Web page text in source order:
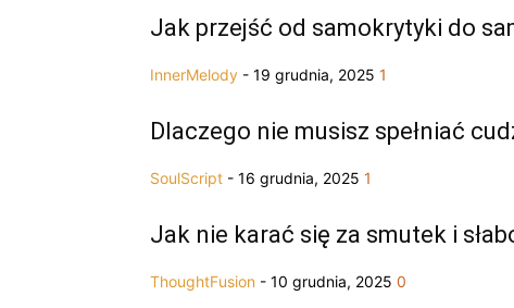
Jak przejść od samokrytyki do
InnerMelody - 19 grudnia, 2025 1
Dlaczego nie musisz spełniać
SoulScript - 16 grudnia, 2025 1
Jak nie karać się za smutek i
ThoughtFusion - 10 grudnia, 2025 0